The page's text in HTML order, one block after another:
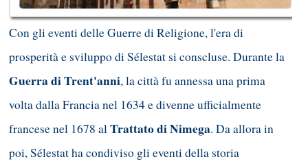
Con gli eventi delle Guerre di Religione, l'era di
prosperità e sviluppo di Sélestat si conscluse. Durante la
Guerra di Trent'anni, la città fu annessa una prima
volta dalla Francia nel 1634 e divenne ufficialmente
francese nel 1678 alTrattato di Nimega. Da allora in
poi, Sélestat ha condiviso gli eventi della storia